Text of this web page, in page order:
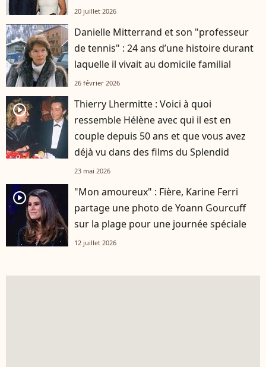
20 juillet 2026
Danielle Mitterrand et son "professeur
de tennis" : 24 ans d’une histoire durant
laquelle il vivait au domicile familial
26 février 2026
player2
Thierry Lhermitte : Voici à quoi
ressemble Hélène avec qui il est en
couple depuis 50 ans et que vous avez
déjà vu dans des films du Splendid
23 mai 2026
player2
"Mon amoureux" : Fière, Karine Ferri
partage une photo de Yoann Gourcuff
sur la plage pour une journée spéciale
12 juillet 2026